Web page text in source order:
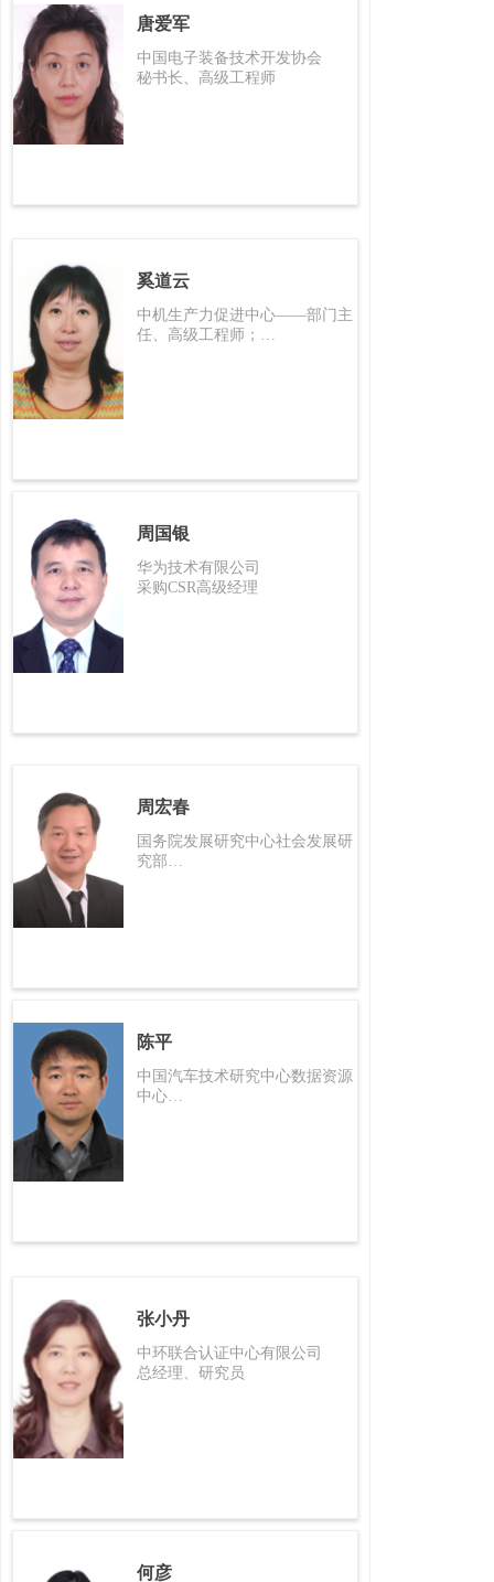
奚道云
中机生产力促进中心——部门主
任、高级工程师；
周宏春
国务院发展研究中心社会发展研
究部
唐爱军
中国电子装备技术开发协会
秘书长、高级工程师
周国银
华为技术有限公司
采购CSR高级经理
陈平
中国汽车技术研究中心数据资源
中心
张小丹
中环联合认证中心有限公司
总经理、研究员
何彦